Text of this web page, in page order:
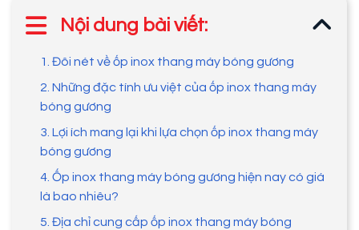
Nội dung bài viết:
1. Đôi nét về ốp inox thang máy bóng gương
2. Những đặc tính ưu việt của ốp inox thang máy
bóng gương
3. Lợi ích mang lại khi lựa chọn ốp inox thang máy
bóng gương
4. Ốp inox thang máy bóng gương hiện nay có giá
là bao nhiêu?
5. Địa chỉ cung cấp ốp inox thang máy bóng